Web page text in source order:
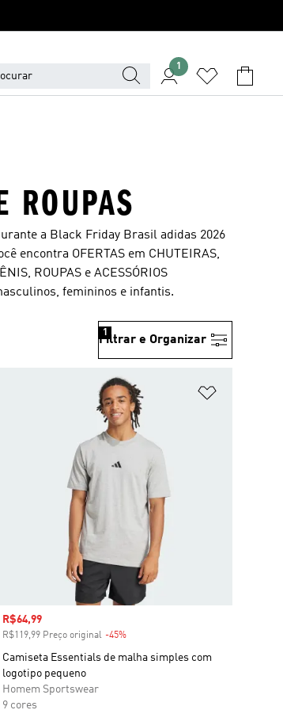
1
ROUPAS
a Black Friday Brasil adidas 2026
encontra OFERTAS em CHUTEIRAS,
ROUPAS e ACESSÓRIOS
femininos e infantis.
Filtrar e Organizar
1
à Lista de Desejos
Preço com desconto
R$64,99
R$119,99 Preço original -45%Desconto
Camiseta Essentials de malha simples com
logotipo pequeno
Homem Sportswear
9 cores